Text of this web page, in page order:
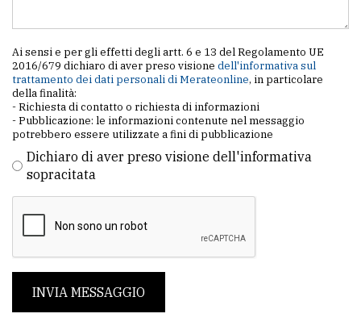
Ai sensi e per gli effetti degli artt. 6 e 13 del Regolamento UE
2016/679 dichiaro di aver preso visione dell'informativa sul
trattamento dei dati personali di Merateonline, in particolare
della finalità:
- Richiesta di contatto o richiesta di informazioni
- Pubblicazione: le informazioni contenute nel messaggio
potrebbero essere utilizzate a fini di pubblicazione
Dichiaro di aver preso visione dell'informativa
sopracitata
INVIA MESSAGGIO